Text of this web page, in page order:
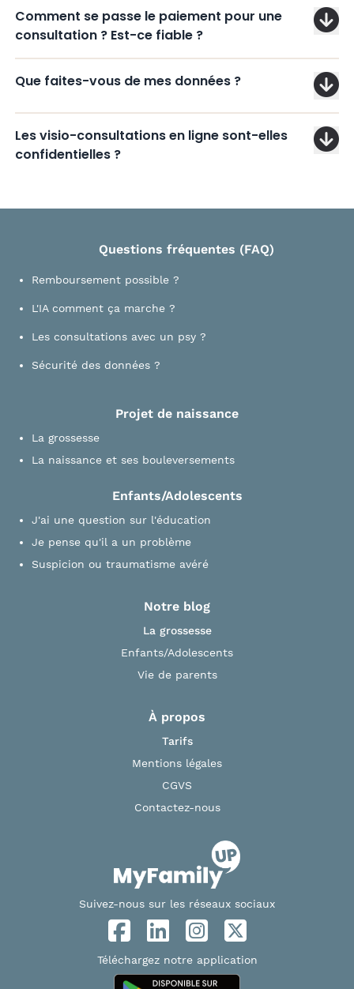
Comment se passe le paiement pour une
consultation ? Est-ce fiable ?
Que faites-vous de mes données ?
Les visio-consultations en ligne sont-elles
confidentielles ?
Questions fréquentes (FAQ)
Remboursement possible ?
L'IA comment ça marche ?
Les consultations avec un psy ?
Sécurité des données ?
Projet de naissance
La grossesse
La naissance et ses bouleversements
Enfants/Adolescents
J'ai une question sur l'éducation
Je pense qu'il a un problème
Suspicion ou traumatisme avéré
Notre blog
La grossesse
Enfants/Adolescents
Vie de parents
À propos
Tarifs
Mentions légales
CGVS
Contactez-nous
Suivez-nous sur les réseaux sociaux
Téléchargez notre application